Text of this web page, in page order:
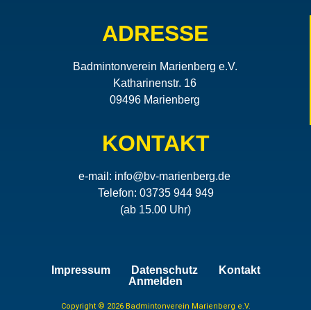
ADRESSE
Badmintonverein Marienberg e.V.
Katharinenstr. 16
09496 Marienberg
KONTAKT
e-mail: info@bv-marienberg.de
Telefon: 03735 944 949
(ab 15.00 Uhr)
Impressum Datenschutz
Kontakt
Anmelden
Copyright © 2026 Badmintonverein Marienberg e.V.